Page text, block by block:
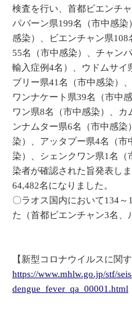
検査を行い、首都ビエンチ
パバーン県199名（市中感
感染）、ビエンチャン県
55名（市中感染）、チャン
輸入症例4名）、ウドムサイ
ブリー県41名（市中感染）
ワンナケート県39名（市中
ワン県8名（市中感染）、
ンナムター県6名（市中感
染）、アッタプー県4名（市
染）、シェンクワン県1名（
染者が確認された旨発表し
64,482名になりました。
〇ラオス国内において134
た（首都ビエンチャン3名、
【新型コロナウイルスに関
https://www.mhlw.go.jp/stf/
dengue_fever_qa_00001.html